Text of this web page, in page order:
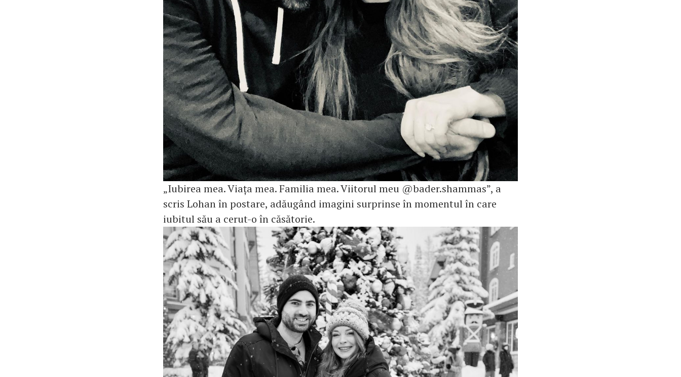
„Iubirea mea. Viața mea. Familia mea. Viitorul meu @bader.shammas”, a
scris Lohan în postare, adăugând imagini surprinse în momentul în care
iubitul său a cerut-o în căsătorie.